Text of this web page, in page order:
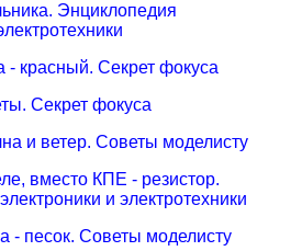
Энциклопедия
- красный. Секрет фокуса
Секрет фокуса
и ветер. Советы моделисту
вместо КПЕ - резистор.
и электротехники
- песок. Советы моделисту